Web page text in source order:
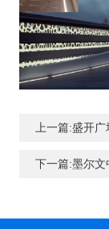
上一篇:盛开
下一篇:墨尔文